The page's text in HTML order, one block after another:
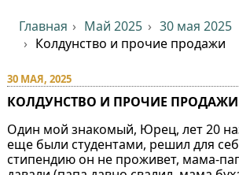
Главная Май 2025
30 мая 2025
Колдунство и прочие продажи⁠⁠
30 МАЯ, 2025
КОЛДУНСТВО И ПРОЧИЕ ПРОДАЖИ⁠⁠
Один мой знакомый, Юрец, лет 20
еще были студентами, решил для
стипендию он не проживет, мама-